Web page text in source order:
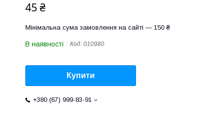
45 ₴
Мінімальна сума замовлення на сайті — 150 ₴
В наявності Код: 010980
Купити
+380 (67) 999-83-91